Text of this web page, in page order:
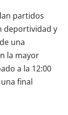
partidos
deportividad y
una
la mayor
a la 12:00
final